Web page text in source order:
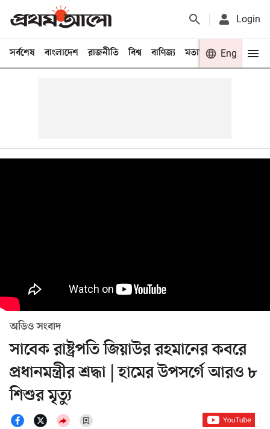
Login
সর্বশেষ বাংলাদেশ রাজনীতি বিশ্ব বাণিজ্য মতামত খেলা
Eng
অডিও সংবাদ
সাবেক রাষ্ট্রপতি জিয়াউর রহমানের কবরে
প্রধানমন্ত্রীর শ্রদ্ধা | হামের উপসর্গে আরও ৮
শিশুর মৃত্যু